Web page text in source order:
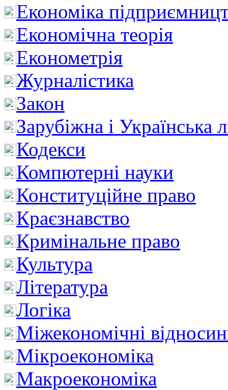
Економіка
Економічна теорія
Економетрія
Журналістика
Закон
Зарубіжна і Українська
Кодекси
Компютерні науки
Конституційне право
Краєзнавство
Кримінальне право
Культура
Література
Логіка
Міжекономічні
Мікроекономіка
Макроекономіка